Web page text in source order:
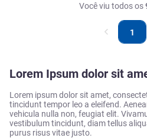
Você viu todos os
1
Lorem Ipsum dolor sit
Lorem ipsum dolor sit amet,
tincidunt tempor leo a eleifend.
vehicula nulla non, feugiat elit.
vestibulum tincidunt, diam tellus
purus risus vitae justo.